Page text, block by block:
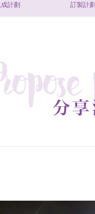
計劃 訂製計劃